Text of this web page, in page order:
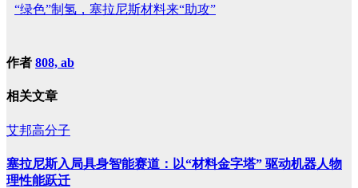
“绿色”制氢，塞拉尼斯材料来“助攻”
作者 808, ab
相关文章
艾邦高分子
塞拉尼斯入局具身智能赛道：以“材料金字塔” 驱动机器人物
理性能跃迁